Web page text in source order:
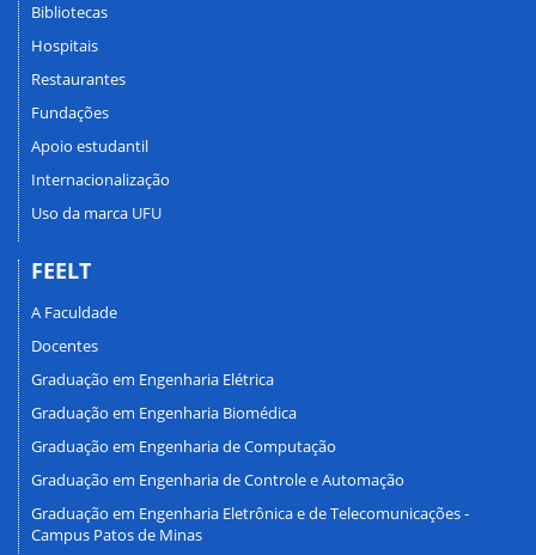
Bibliotecas
Hospitais
Restaurantes
Fundações
Apoio estudantil
Internacionalização
Uso da marca UFU
FEELT
A Faculdade
Docentes
Graduação em Engenharia Elétrica
Graduação em Engenharia Biomédica
Graduação em Engenharia de Computação
Graduação em Engenharia de Controle e Automação
Graduação em Engenharia Eletrônica e de Telecomunicações -
Campus Patos de Minas